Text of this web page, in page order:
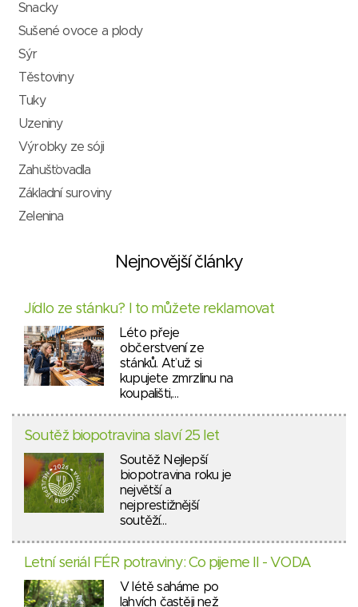
Snacky
Sušené ovoce a plody
Sýr
Těstoviny
Tuky
Uzeniny
Výrobky ze sóji
Zahušťovadla
Základní suroviny
Zelenina
Nejnovější články
Jídlo ze stánku? I to můžete reklamovat
Léto přeje
občerstvení ze
stánků. Ať už si
kupujete zmrzlinu na
koupališti,…
Soutěž biopotravina slaví 25 let
Soutěž Nejlepší
biopotravina roku je
největší a
nejprestižnější
soutěží…
Letní seriál FÉR potraviny: Co pijeme II - VODA
V létě saháme po
lahvích častěji než